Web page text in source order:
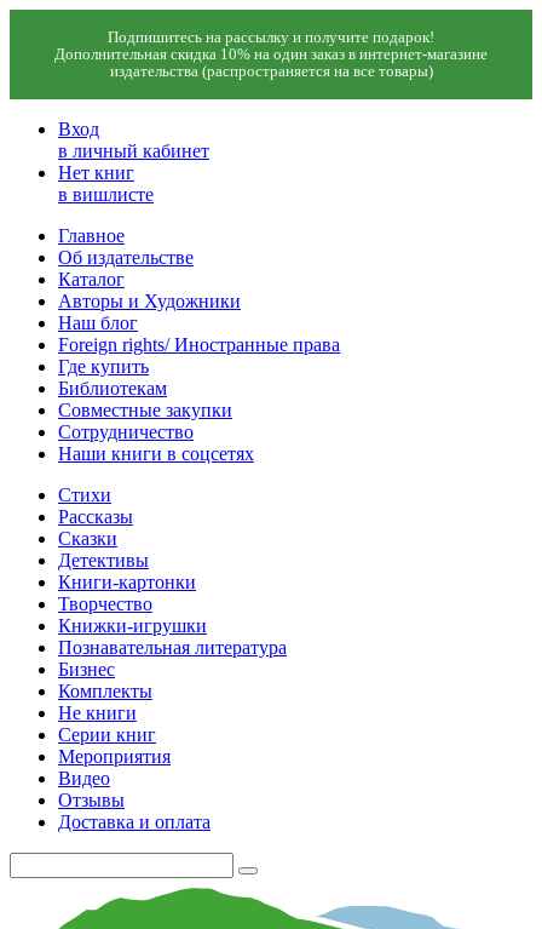
Подпишитесь на рассылку и получите подарок!
Дополнительная скидка 10% на один заказ в интернет-магазине
издательства (распространяется на все товары)
Вход
в личный кабинет
Нет книг
в вишлисте
Главное
Об издательстве
Каталог
Авторы и Художники
Наш блог
Foreign rights/ Иностранные права
Где купить
Библиотекам
Совместные закупки
Сотрудничество
Наши книги в соцсетях
Стихи
Рассказы
Сказки
Детективы
Книги-картонки
Творчество
Книжки-игрушки
Познавательная литература
Бизнес
Комплекты
Не книги
Серии книг
Мероприятия
Видео
Отзывы
Доставка и оплата